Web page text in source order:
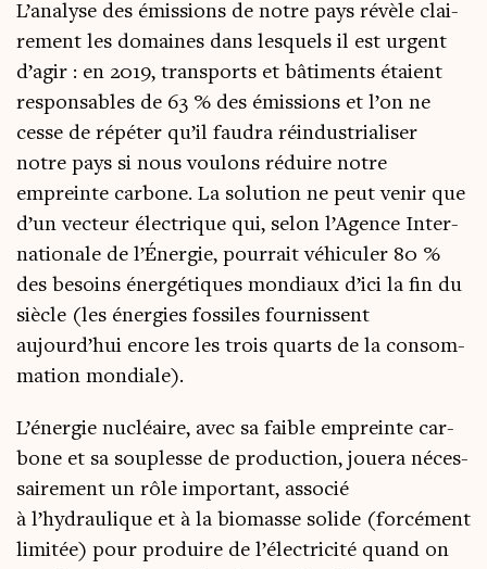
L’analyse des émis­sions de notre pays révèle clai­
re­ment les domaines dans les­quels il est urgent
d’agir : en 2019, trans­ports et bâti­ments étaient
res­pon­sables de 63 % des émis­sions et l’on ne
cesse de répé­ter qu’il fau­dra réin­dus­tria­li­ser
notre pays si nous vou­lons réduire notre
empreinte car­bone. La solu­tion ne peut venir que
d’un vec­teur élec­trique qui, selon l’Agence Inter­
na­tio­nale de l’Énergie, pour­rait véhi­cu­ler 80 %
des besoins éner­gé­tiques mon­diaux d’ici la fin du
siècle (les éner­gies fos­siles four­nissent
aujourd’hui encore les trois quarts de la consom­
ma­tion mondiale).
L’énergie nucléaire, avec sa faible empreinte car­
bone et sa sou­plesse de pro­duc­tion, joue­ra néces­
sai­re­ment un rôle impor­tant, asso­cié
à l’hydraulique et à la bio­masse solide (for­cé­ment
limi­tée) pour pro­duire de l’électricité quand on